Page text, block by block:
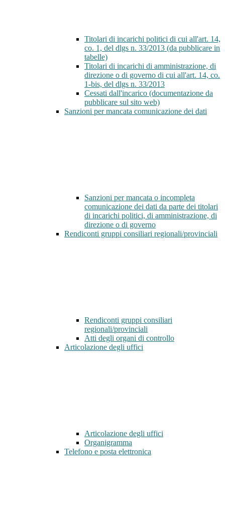
Titolari di incarichi politici di cui all'art. 14,
co. 1, del dlgs n. 33/2013 (da pubblicare in
tabelle)
Titolari di incarichi di amministrazione, di
direzione o di governo di cui all'art. 14, co.
1-bis, del dlgs n. 33/2013
Cessati dall'incarico (documentazione da
pubblicare sul sito web)
Sanzioni per mancata comunicazione dei dati
Sanzioni per mancata o incompleta
comunicazione dei dati da parte dei titolari
di incarichi politici, di amministrazione, di
direzione o di governo
Rendiconti gruppi consiliari regionali/provinciali
Rendiconti gruppi consiliari
regionali/provinciali
Atti degli organi di controllo
Articolazione degli uffici
Articolazione degli uffici
Organigramma
Telefono e posta elettronica